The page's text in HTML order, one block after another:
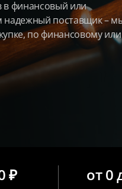
в финансовый или
надежный поставщик –
по финансовому или
₽ от 0